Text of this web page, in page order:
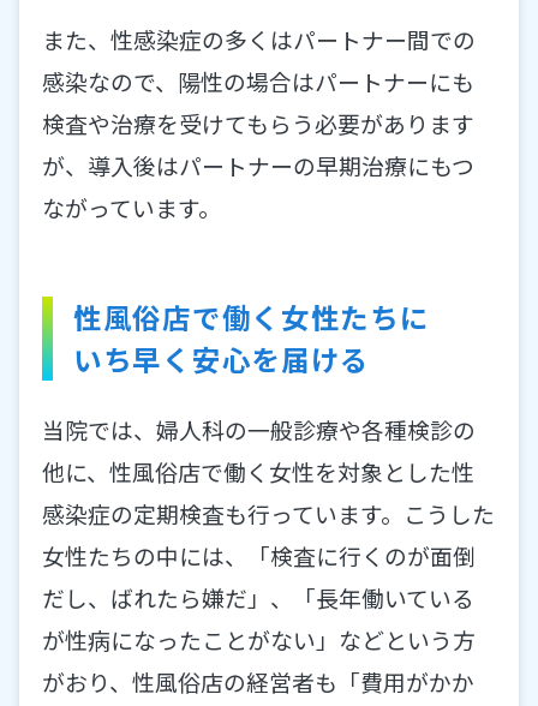
また、性感染症の多くはパートナー間での
感染なので、陽性の場合はパートナーにも
検査や治療を受けてもらう必要があります
が、導入後はパートナーの早期治療にもつ
ながっています。
性風俗店で働く女性たちに
いち早く安心を届ける
当院では、婦人科の一般診療や各種検診の
他に、性風俗店で働く女性を対象とした性
感染症の定期検査も行っています。こうした
女性たちの中には、「検査に行くのが面倒
だし、ばれたら嫌だ」、「長年働いている
が性病になったことがない」などという方
がおり、性風俗店の経営者も「費用がかか